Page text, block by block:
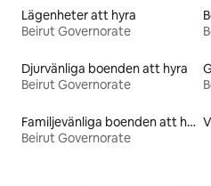
Lägenheter att hyra
Beirut Governorate
Djurvänliga boenden att hyra
Beirut Governorate
Familjevänliga boenden att hyra
Beirut Governorate